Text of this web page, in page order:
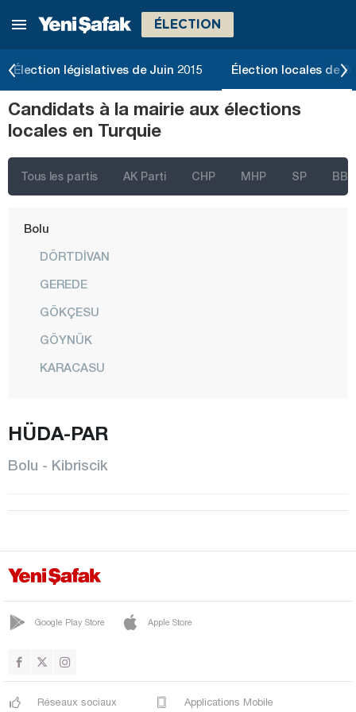
ÉLECTION
Élection législatives de Juin 2015 Élection locales de
Candidats à la mairie aux élections
locales en Turquie
Tous les partis AK Parti CHP MHP SP BBP
Balıkesir
Bayburt
Bilecik
Bitlis
Bolu
DÖRTDİVAN
GEREDE
GÖKÇESU
GÖYNÜK
KARACASU
MENGEN
CENTRE
SEBEN
YENİÇAĞA
Bursa
Çankırı
Çorum
HÜDA-PAR
Bolu - Kibriscik
Google Play Store Apple Store
Réseaux sociaux Applications Mobile